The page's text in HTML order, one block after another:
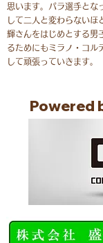
思います。パラ選手とな
して二人と変わらないほ
輝さんをはじめとする男
るためにもミラノ・コル
して頑張っていきます。
Powered